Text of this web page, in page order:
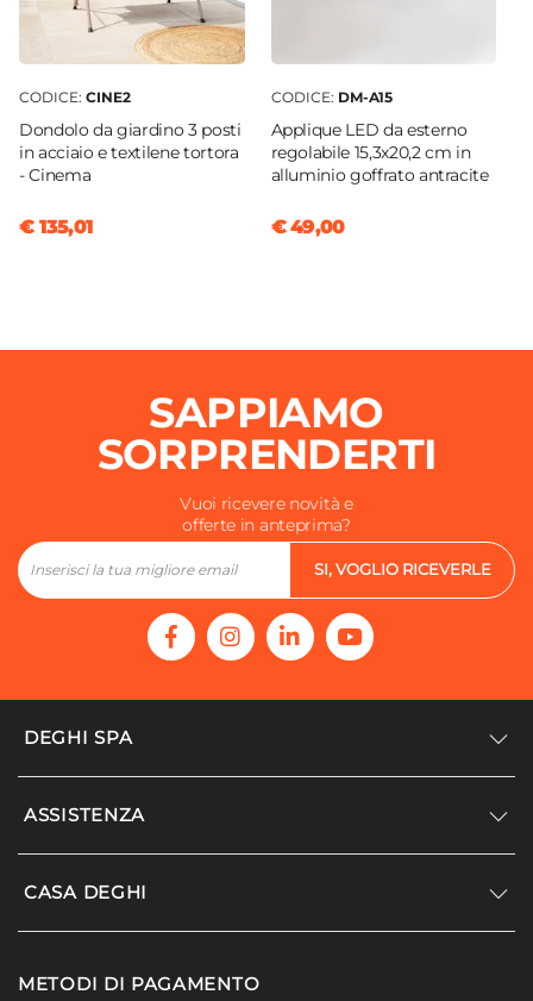
CODICE: CINE2
Dondolo da giardino 3 posti
in acciaio e textilene tortora
- Cinema
€ 135,01
CODICE: DM-A15
Applique LED da esterno
regolabile 15,3x20,2 cm in
alluminio goffrato antracite
€ 49,00
SAPPIAMO
SORPRENDERTI
Vuoi ricevere novità e
offerte in anteprima?
SI, VOGLIO RICEVERLE
DEGHI SPA
Accedi/Registrati
Modello organizzativo e codice etico
ASSISTENZA
Supporto
Agevolazioni fiscali
CASA DEGHI
I nostri luoghi
METODI DI PAGAMENTO